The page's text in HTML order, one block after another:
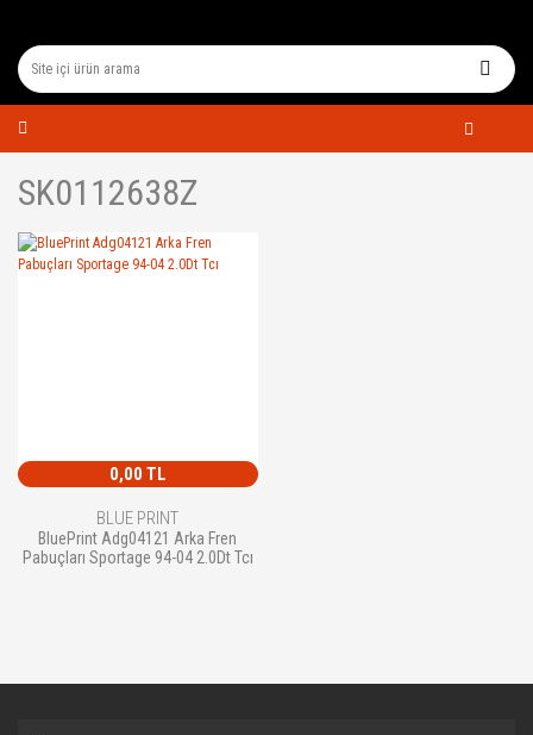
SK0112638Z
0,00 TL
BLUE PRINT
BluePrint Adg04121 Arka Fren
Pabuçları Sportage 94-04 2.0Dt Tcı